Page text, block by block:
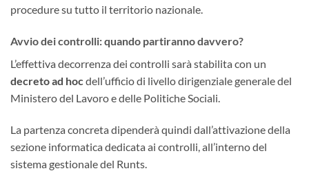
procedure su tutto il territorio nazionale.
Avvio dei controlli: quando partiranno davvero?
L’effettiva decorrenza dei controlli sarà stabilita con un
decreto ad hocdell’ufficio di livello dirigenziale generale del
Ministero del Lavoro e delle Politiche Sociali.
La partenza concreta dipenderà quindi dall’attivazione della
sezione informatica dedicata ai controlli, all’interno del
sistema gestionale del Runts.